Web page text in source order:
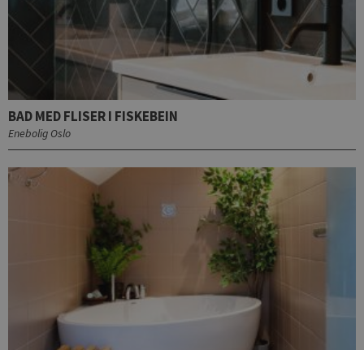
BAD MED FLISER I FISKEBEIN
Enebolig Oslo